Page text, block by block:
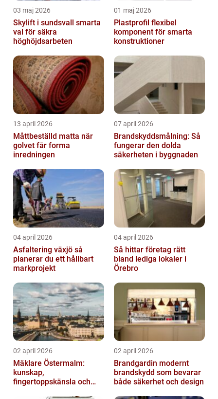
03 maj 2026
Skylift i sundsvall smarta
val för säkra
höghöjdsarbeten
01 maj 2026
Plastprofil flexibel
komponent för smarta
konstruktioner
13 april 2026
Måttbeställd matta när
golvet får forma
inredningen
07 april 2026
Brandskyddsmålning: Så
fungerar den dolda
säkerheten i byggnaden
04 april 2026
Asfaltering växjö så
planerar du ett hållbart
markprojekt
04 april 2026
Så hittar företag rätt
bland lediga lokaler i
Örebro
02 april 2026
Mäklare Östermalm:
kunskap,
fingertoppskänsla och
02 april 2026
Brandgardin modernt
brandskydd som bevarar
både säkerhet och design